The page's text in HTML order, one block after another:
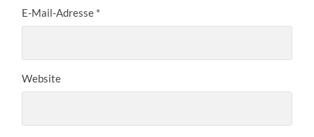
E-Mail-Adresse *
Website